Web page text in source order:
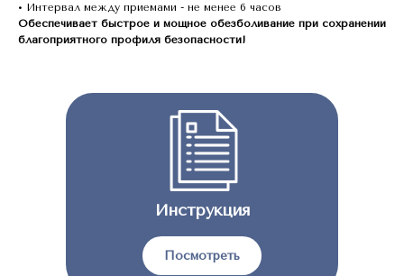
• Интервал между приемами - не менее 6 часов
Обеспечивает быстрое и мощное обезболивание при сохранении
благоприятного профиля безопасности!
Инструкция
Посмотреть